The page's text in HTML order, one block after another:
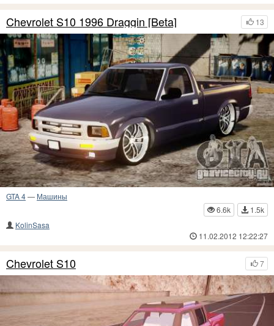
13
Chevrolet S10 1996 Draggin [Beta]
GTA 4— Машины
6.6k
1.5k
KolinSasa
11.02.2012 12:22:27
7
Chevrolet S10